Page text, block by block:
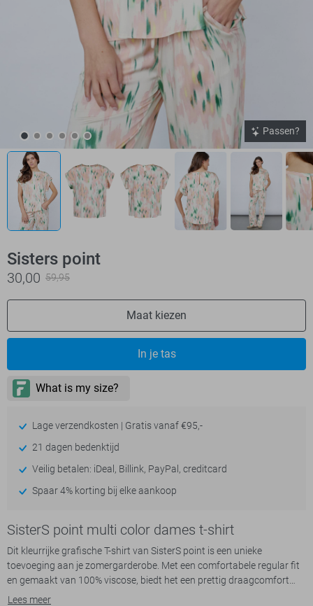
Passen?
Sisters point
30,00 59,95
Maat kiezen
In je tas
Lage verzendkosten | Gratis vanaf €95,-
21 dagen bedenktijd
Veilig betalen: iDeal, Billink, PayPal, creditcard
Spaar 4% korting bij elke aankoop
SisterS point multi color dames t-shirt
Dit kleurrijke grafische T-shirt van SisterS point is een unieke
toevoeging aan je zomergarderobe. Met een comfortabele regular fit
en gemaakt van 100% viscose, biedt het een prettig draagcomfort
tijdens warme dagen. Het T-shirt heeft een charmante ronde hals en
Lees meer